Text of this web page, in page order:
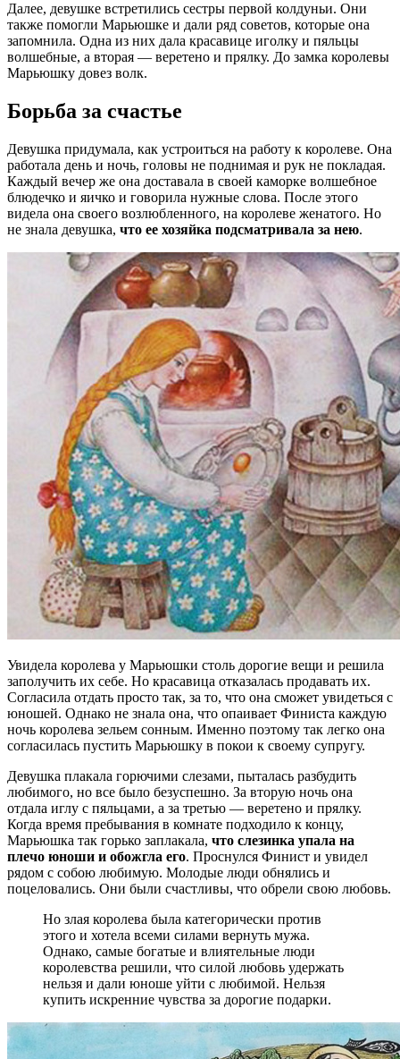
Далее, девушке встретились сестры первой колдуньи. Они
также помогли Марьюшке и дали ряд советов, которые она
запомнила. Одна из них дала красавице иголку и пяльцы
волшебные, а вторая — веретено и прялку. До замка королевы
Марьюшку довез волк.
Борьба за счастье
Девушка придумала, как устроиться на работу к королеве. Она
работала день и ночь, головы не поднимая и рук не покладая.
Каждый вечер же она доставала в своей каморке волшебное
блюдечко и яичко и говорила нужные слова. После этого
видела она своего возлюбленного, на королеве женатого. Но
не знала девушка, что ее хозяйка подсматривала за нею.
Увидела королева у Марьюшки столь дорогие вещи и решила
заполучить их себе. Но красавица отказалась продавать их.
Согласила отдать просто так, за то, что она сможет увидеться с
юношей. Однако не знала она, что опаивает Финиста каждую
ночь королева зельем сонным. Именно поэтому так легко она
согласилась пустить Марьюшку в покои к своему супругу.
Девушка плакала горючими слезами, пыталась разбудить
любимого, но все было безуспешно. За вторую ночь она
отдала иглу с пяльцами, а за третью — веретено и прялку.
Когда время пребывания в комнате подходило к концу,
Марьюшка так горько заплакала, что слезинка упала на
плечо юноши и обожгла его. Проснулся Финист и увидел
рядом с собою любимую. Молодые люди обнялись и
поцеловались. Они были счастливы, что обрели свою любовь.
Но злая королева была категорически против
этого и хотела всеми силами вернуть мужа.
Однако, самые богатые и влиятельные люди
королевства решили, что силой любовь удержать
нельзя и дали юноше уйти с любимой. Нельзя
купить искренние чувства за дорогие подарки.